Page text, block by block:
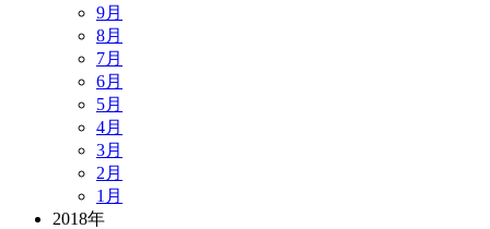
9月
8月
7月
6月
5月
4月
3月
2月
1月
2018年